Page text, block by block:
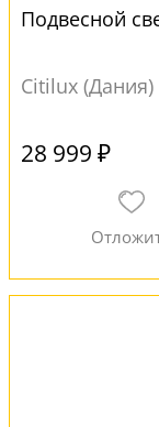
Подвесной
Citilux (Дания)
28 999 ₽